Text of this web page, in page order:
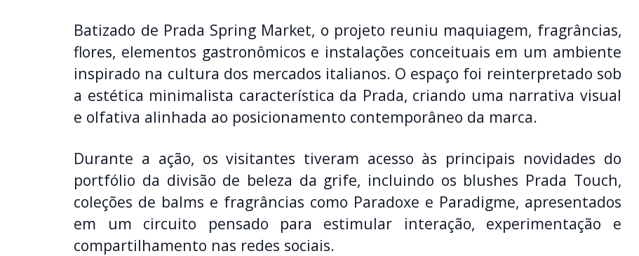
Batizado de Prada Spring Market, o projeto reuniu maquiagem, fragrâncias,
flores, elementos gastronômicos e instalações conceituais em um ambiente
inspirado na cultura dos mercados italianos. O espaço foi reinterpretado sob
a estética minimalista característica da Prada, criando uma narrativa visual
e olfativa alinhada ao posicionamento contemporâneo da marca.
Durante a ação, os visitantes tiveram acesso às principais novidades do
portfólio da divisão de beleza da grife, incluindo os blushes Prada Touch,
coleções de balms e fragrâncias como Paradoxe e Paradigme, apresentados
em um circuito pensado para estimular interação, experimentação e
compartilhamento nas redes sociais.